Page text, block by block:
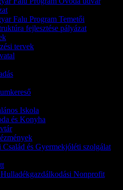
Falu Program Temetői
fejlesztése pályázat
tervek
Iskola
és Konyha
Család és Gyermekjóléti szolgálat
Nonprofit